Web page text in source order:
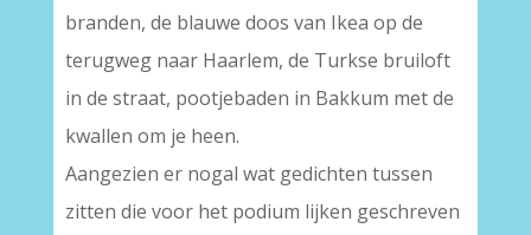
branden, de blauwe doos van Ikea op de
terugweg naar Haarlem, de Turkse bruiloft
in de straat, pootjebaden in Bakkum met de
kwallen om je heen.
Aangezien er nogal wat gedichten tussen
zitten die voor het podium lijken geschreven